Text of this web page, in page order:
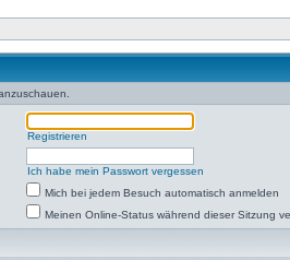
Registrieren
Ich habe mein Passwort vergessen
Mich bei jedem Besuch automatisch anmelden
Meinen Online-Status während dieser Sitzung